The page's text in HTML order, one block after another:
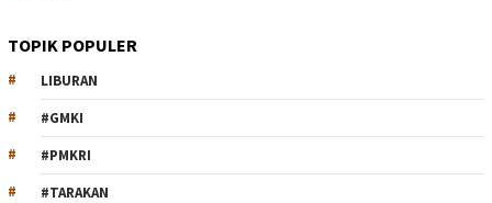
TOPIK POPULER
LIBURAN
#GMKI
#PMKRI
#TARAKAN